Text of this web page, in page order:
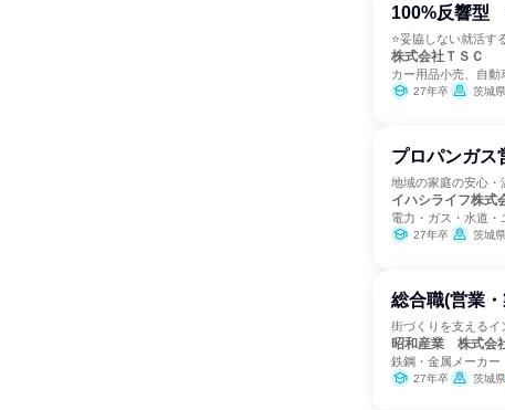
100%反響型
⭐妥協しない就活す
株式会社ＴＳＣ
カー用品小売、自動
27年卒 茨城
プロパンガス
地域の家庭の安心・
イハシライフ株式
電力・ガス・水道・
27年卒 茨城
総合職(営業
街づくりを支えるイ
昭和産業 株式会
鉄鋼・金属メーカー
27年卒 茨城県